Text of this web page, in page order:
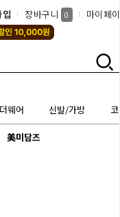
입 장바구니 0 마이페
웨어 신발/가방
美미담즈